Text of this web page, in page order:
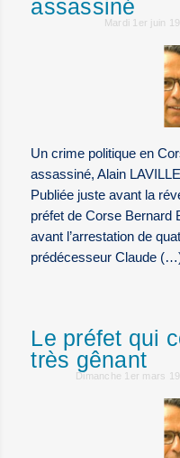
assassiné
Mardi 1er juin
Un crime politique en
assassiné, Alain
Publiée juste avant la
préfet de Corse Bernard
avant l’arrestation de
prédécesseur Claude
Le préfet qui
très gênant
Dimanche 1er mars